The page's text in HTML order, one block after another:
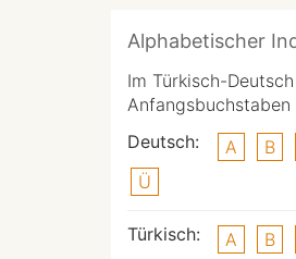
Alphabetischer
Im Türkisch-
Deutsch:
A B
Ü
Türkisch: A B